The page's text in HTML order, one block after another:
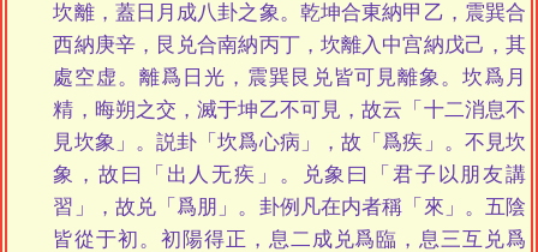
坎離，蓋日月成八卦之象。乾坤合東納甲乙，震巽合
西納庚辛，艮兑合南納丙丁，坎離入中宫納戊己，其
處空虚。離爲日光，震巽艮兑皆可見離象。坎爲月
精，晦朔之交，滅于坤乙不可見，故云「十二消息不
見坎象」。説卦「坎爲心病」，故「爲疾」。不見坎
象，故曰「出人无疾」。兑象曰「君子以朋友講
習」，故兑「爲朋」。卦例凡在内者稱「來」。五陰
皆從于初。初陽得正，息二成兑爲臨，息三互兑爲